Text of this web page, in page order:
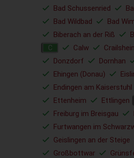
Bad Schussenried
Bad Wildbad
Bad
Biberach an der Riß
C Calw
Donzdorf
Dornhan
Ehingen (Donau)
Endingen am Kaiserstuhl
Ettenheim
Ettlingen
Freiburg im Breisgau
Furtwangen im
Geislingen an der Steige
Großbottwar